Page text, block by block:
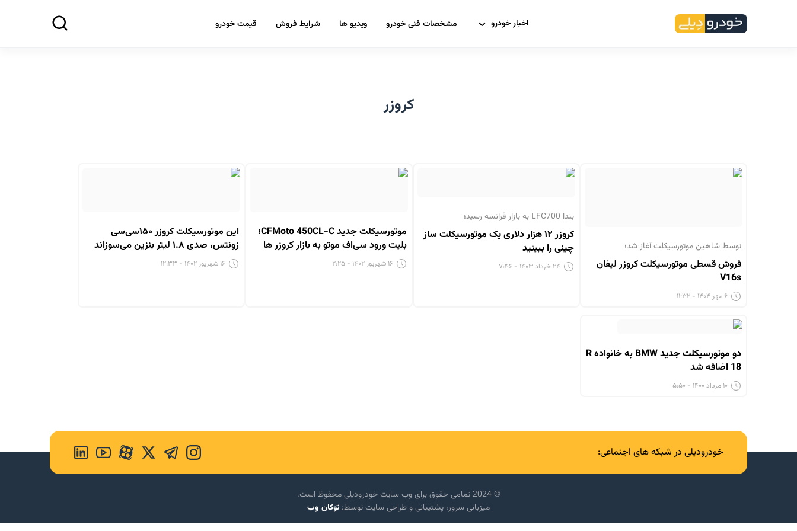
اخبار خودرو مشخصات فنی خودرو ویدیو ها شرایط فروش قیمت خودرو
کروزر
توسط شاهین موتورسیکلت آغاز شد؛
فروش قسطی موتورسیکلت کروزر لیفان
V16s
۶ مهر ۱۴۰۴ - ۱۱:۳۲
بندا LFC700 به بازار فرانسه رسید؛
کروزر ۱۲ هزار دلاری یک موتورسیکلت ساز
چینی را ببینید
۲۴ خرداد ۱۴۰۳ - ۷:۴۶
موتورسیکلت جدید CFMoto 450CL-C؛
بلیت ورود سی‌اف موتو به بازار کروزر ها
۱۶ شهریور ۱۴۰۲ - ۲:۲۵
این موتورسیکلت کروزر ۱۵۰سی‌سی
زونتس، صدی ۱.۸ لیتر بنزین می‌سوزاند
۱۶ شهریور ۱۴۰۲ - ۱۲:۳۳
دو موتورسیکلت جدید BMW به خانواده R
18 اضافه شد
۱۰ مرداد ۱۴۰۰ - ۵:۵۰
خودرودیلی در شبکه های اجتماعی:
© 2024 تمامی حقوق برای وب سایت خودرودیلی محفوظ است.
میزبانی سرور، پشتیبانی و طراحی سایت توسط: توکان وب